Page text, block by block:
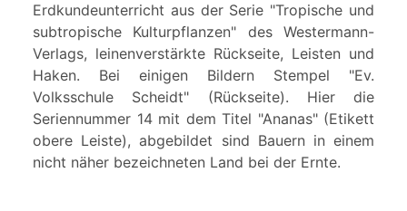
Erdkundeunterricht aus der Serie "Tropische und
subtropische Kulturpflanzen" des Westermann-
Verlags, leinenverstärkte Rückseite, Leisten und
Haken. Bei einigen Bildern Stempel "Ev.
Volksschule Scheidt" (Rückseite). Hier die
Seriennummer 14 mit dem Titel "Ananas" (Etikett
obere Leiste), abgebildet sind Bauern in einem
nicht näher bezeichneten Land bei der Ernte.